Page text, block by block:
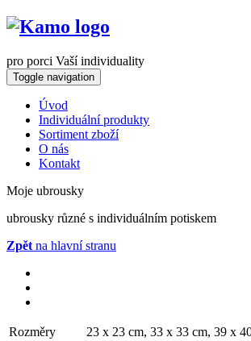
pro porci Vaší individuality
Toggle navigation
Úvod
Individuální produkty
Sortiment zboží
O nás
Kontakt
Moje ubrousky
ubrousky různé s individuálním potiskem
Zpět na hlavní stranu
Rozměry
23 x 23 cm, 33 x 33 cm, 39 x